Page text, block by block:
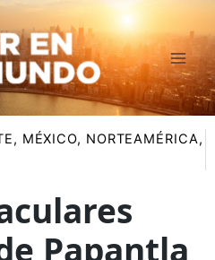
, MÉXICO, NORTEAMÉRICA,
Papantla